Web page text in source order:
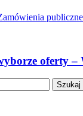
publiczne
oferty –